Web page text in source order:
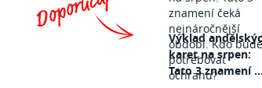
Výklad
karet na srpen:
Tato 3 znamení ...